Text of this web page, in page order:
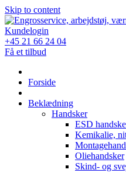
Skip to content
Kundelogin
+45 21 66 24 04
Få et tilbud
Forside
Beklædning
Handsker
ESD
Kemikalie,
Oliehandsker
Skind- og